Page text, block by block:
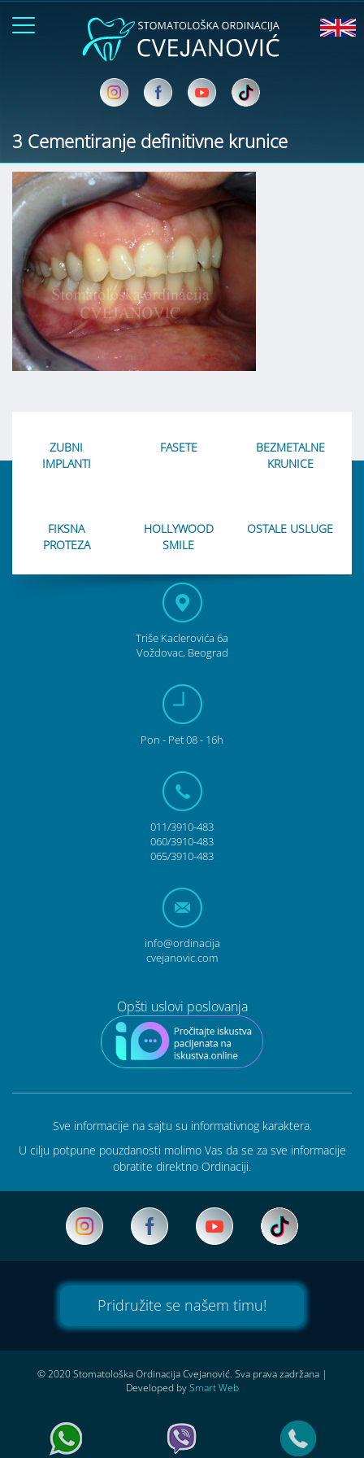
3 Cementiranje definitivne krunice
ZUBNI
IMPLANTI
FASETE
BEZMETALNE
KRUNICE
FIKSNA
PROTEZA
HOLLYWOOD
SMILE
OSTALE USLUGE
Triše Kaclerovića 6a
Voždovac, Beograd
Pon - Pet08 - 16h
011/3910-483
060/3910-483
065/3910-483
info@ordinacija
cvejanovic.com
Opšti uslovi poslovanja
Sve informacije na sajtu su informativnog karaktera.
U cilju potpune pouzdanosti molimo Vas da se za sve informacije
obratite direktno Ordinaciji.
Pridružite se našem timu!
© 2020 Stomatološka Ordinacija Cvejanović. Sva prava zadržana |
Developed bySmart Web